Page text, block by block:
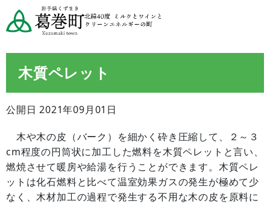
木質ペレット
公開日 2021年09月01日
木や木の皮（バーク）を細かく砕き圧縮して、２～３
cm程度の円筒状に加工した燃料を木質ペレットと言い、
燃焼させて暖房や給湯を行うことができます。木質ペレ
ットは化石燃料と比べて温室効果ガスの発生が極めて少
なく、木材加工の過程で発生する不用な木の皮を原料に